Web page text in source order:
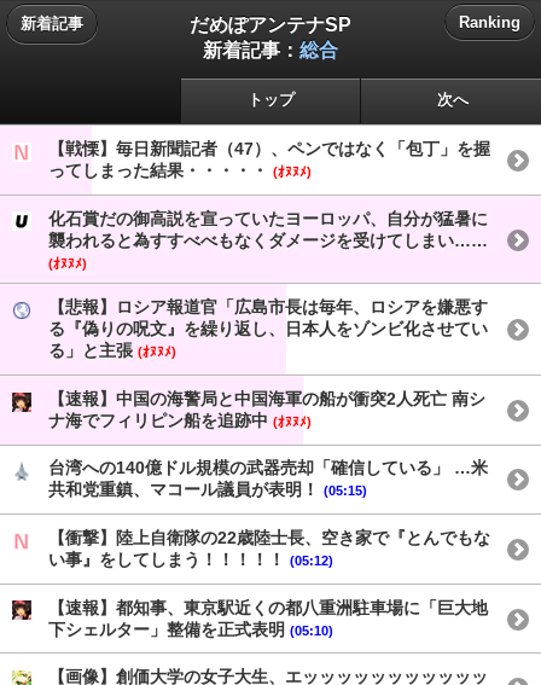
新着記事
だめぽアンテナSP
新着記事： 総合
Ranking
トップ 次へ
【戦慄】毎日新聞記者（47）、ペンではなく「包丁」を握
ってしまった結果・・・・・
(ｵﾇﾇﾒ)
化石賞だの御高説を宣っていたヨーロッパ、自分が猛暑に
襲われると為すすべべもなくダメージを受けてしまい……
(ｵﾇﾇﾒ)
【悲報】ロシア報道官「広島市長は毎年、ロシアを嫌悪す
る『偽りの呪文』を繰り返し、日本人をゾンビ化させてい
る」と主張 (ｵﾇﾇﾒ)
【速報】中国の海警局と中国海軍の船が衝突2人死亡 南シ
ナ海でフィリピン船を追跡中 (ｵﾇﾇﾒ)
台湾への140億ドル規模の武器売却「確信している」 …米
共和党重鎮、マコール議員が表明！
(05:15)
【衝撃】陸上自衛隊の22歳陸士長、空き家で『とんでもな
い事』をしてしまう！！！！！
(05:12)
【速報】都知事、東京駅近くの都八重洲駐車場に「巨大地
下シェルター」整備を正式表明 (05:10)
【画像】創価大学の女子大生、エッッッッッッッッッッッ